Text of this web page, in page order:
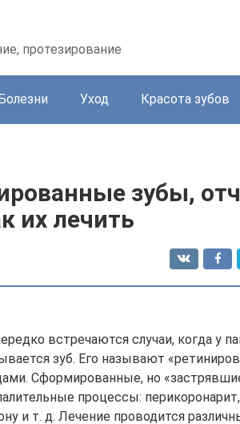
протезирование
Уход Красота зубов
зубы,
их лечить
встречаются случаи, когда у
зуб. Его называют
Сформированные, но
процессы:
и т. д. Лечение проводится